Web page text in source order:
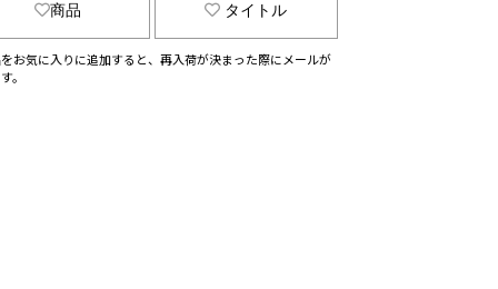
商品 タイトル
お気に入りに追加すると、再入荷が決まった際にメールが
。